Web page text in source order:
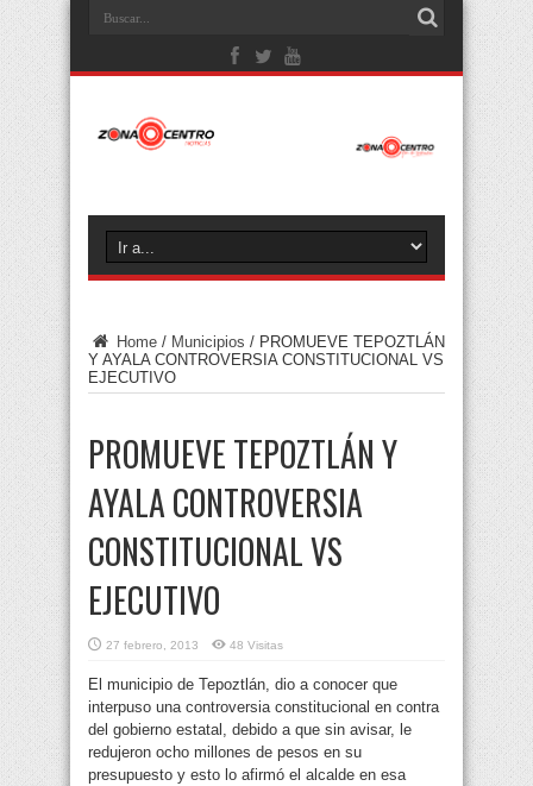
Home / Municipios / PROMUEVE TEPOZTLÁN
Y AYALA CONTROVERSIA CONSTITUCIONAL VS
EJECUTIVO
PROMUEVE TEPOZTLÁN Y
AYALA CONTROVERSIA
CONSTITUCIONAL VS
EJECUTIVO
27 febrero, 2013 48 Visitas
El municipio de Tepoztlán, dio a conocer que
interpuso una controversia constitucional en contra
del gobierno estatal, debido a que sin avisar, le
redujeron ocho millones de pesos en su
presupuesto y esto lo afirmó el alcalde en esa